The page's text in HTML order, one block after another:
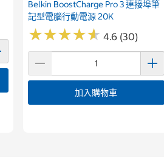
Belkin BoostCharge Pro 3 連接埠筆
記型電腦行動電源 20K
★★★★★
★★★★★ 4.6 (30)
加入購物車